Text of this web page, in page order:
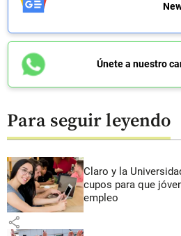
Únete a nuestro
Para seguir leyendo
Claro y la
cupos para que
empleo
share